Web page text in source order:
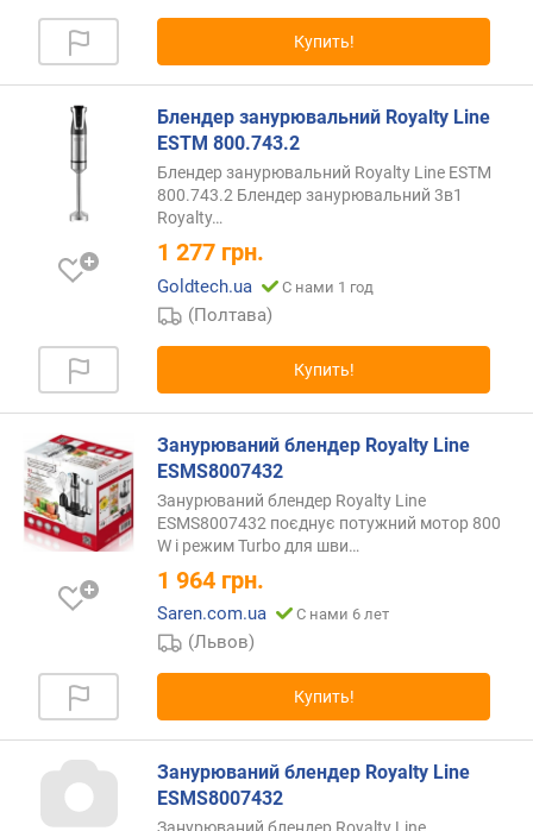
р
г
ш
в
о
о
т
з
ы
в
а
т
е
д
о
Купить!
Блендер занурювальний Royalty Line
ESTM 800.743.2
Блендер занурювальний Royalty Line ESTM
800.743.2 Блендер занурювальний 3в1
Royalty…
1 277 грн.
Goldtech.ua С нами 1 год
(Полтава)
Купить!
Занурюваний блендер Royalty Line
ESMS8007432
Занурюваний блендер Royalty Line
ESMS8007432 поєднує потужний мотор 800
W і режим Turbo для шви…
1 964 грн.
Saren.com.ua С нами 6 лет
(Львов)
Купить!
Занурюваний блендер Royalty Line
ESMS8007432